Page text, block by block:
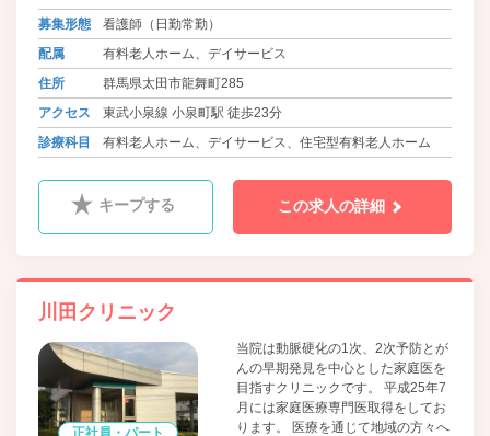
募集形態
看護師（日勤常勤）
配属
有料老人ホーム、デイサービス
住所
群馬県太田市龍舞町285
アクセス
東武小泉線 小泉町駅 徒歩23分
診療科目
有料老人ホーム、デイサービス、住宅型有料老人ホーム
キープする この求人の詳細
川田クリニック
正社員・パート
当院は動脈硬化の1次、2次予防とが
んの早期発見を中心とした家庭医を
目指すクリニックです。 平成25年7
月には家庭医療専門医取得をしてお
ります。 医療を通じて地域の方々へ